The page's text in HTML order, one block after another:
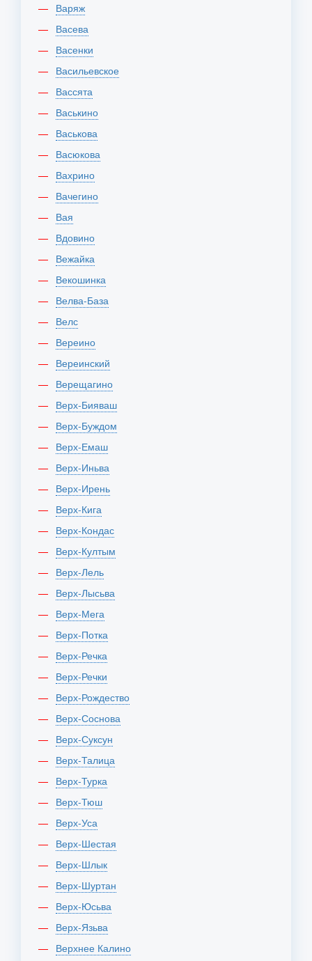
Варяж
Васева
Васенки
Васильевское
Вассята
Васькино
Васькова
Васюкова
Вахрино
Вачегино
Вая
Вдовино
Вежайка
Векошинка
Велва-База
Велс
Вереино
Вереинский
Верещагино
Верх-Бияваш
Верх-Буждом
Верх-Емаш
Верх-Иньва
Верх-Ирень
Верх-Кига
Верх-Кондас
Верх-Култым
Верх-Лель
Верх-Лысьва
Верх-Мега
Верх-Потка
Верх-Речка
Верх-Речки
Верх-Рождество
Верх-Соснова
Верх-Суксун
Верх-Талица
Верх-Турка
Верх-Тюш
Верх-Уса
Верх-Шестая
Верх-Шлык
Верх-Шуртан
Верх-Юсьва
Верх-Язьва
Верхнее Калино